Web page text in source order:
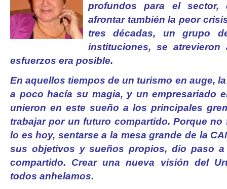
profundos para el
afrontar también la peor
tres décadas, un grupo
instituciones, se
esfuerzos era posible.
En aquellos tiempos de un turismo en auge,
a poco hacía su magia, y un empresariado
unieron en este sueño a los principales
trabajar por un futuro compartido. Porque
lo es hoy, sentarse a la mesa grande de la
sus objetivos y sueños propios, dio paso
compartido. Crear una nueva visión del
todos anhelamos.